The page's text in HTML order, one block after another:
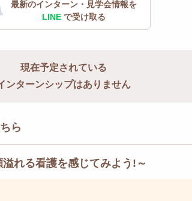
最新のインターン・見学会情報を
LINE で受け取る
現在予定されている
ンターンシップはありません
ら
れる看護を感じてみよう!～